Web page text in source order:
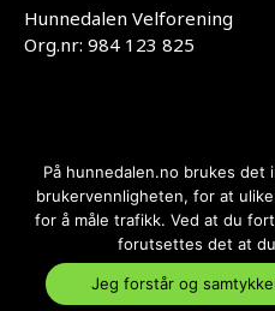
Hunnedalen Velforening
Org.nr: 984 123 825
Kopirett © 2026
drevet av
På hunnedalen.no brukes
brukervennligheten, for at
for å måle trafikk. Ved at du
forutsettes det at
Jeg forstår og